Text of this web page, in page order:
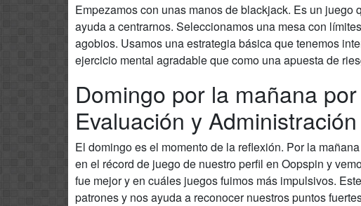
Empezamos con unas manos de blackjack. Es un
ayuda a centrarnos. Seleccionamos una mesa con
agobios. Usamos una estrategia básica que tenemos
ejercicio mental agradable que como una apuesta de
Domingo por la mañana
Evaluación y Administración
El domingo es el momento de la reflexión. Por la
en el récord de juego de nuestro perfil en Oopspin y
fue mejor y en cuáles juegos fuimos más impulsivos.
patrones y nos ayuda a reconocer nuestros puntos